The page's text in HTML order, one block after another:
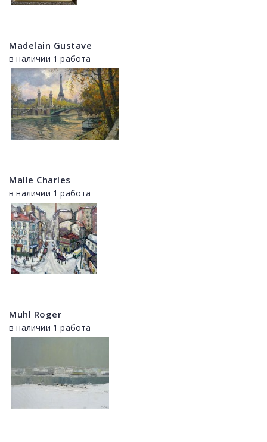
Madelain Gustave
в наличии 1 работа
Malle Charles
в наличии 1 работа
Muhl Roger
в наличии 1 работа